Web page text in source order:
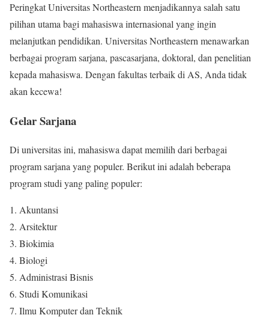
Peringkat Universitas Northeastern menjadikannya salah satu
pilihan utama bagi mahasiswa internasional yang ingin
melanjutkan pendidikan. Universitas Northeastern menawarkan
berbagai program sarjana, pascasarjana, doktoral, dan penelitian
kepada mahasiswa. Dengan fakultas terbaik di AS, Anda tidak
akan kecewa!
Gelar Sarjana
Di universitas ini, mahasiswa dapat memilih dari berbagai
program sarjana yang populer. Berikut ini adalah beberapa
program studi yang paling populer:
1. Akuntansi
2. Arsitektur
3. Biokimia
4. Biologi
5. Administrasi Bisnis
6. Studi Komunikasi
7. Ilmu Komputer dan Teknik